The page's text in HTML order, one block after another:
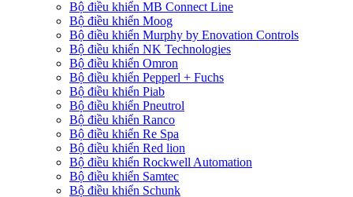
Bộ điều khiển MB Connect Line
Bộ điều khiển Moog
Bộ điều khiển Murphy by Enovation Controls
Bộ điều khiển NK Technologies
Bộ điều khiển Omron
Bộ điều khiển Pepperl + Fuchs
Bộ điều khiển Piab
Bộ điều khiển Pneutrol
Bộ điều khiển Ranco
Bộ điều khiển Re Spa
Bộ điều khiển Red lion
Bộ điều khiển Rockwell Automation
Bộ điều khiển Samtec
Bộ điều khiển Schunk